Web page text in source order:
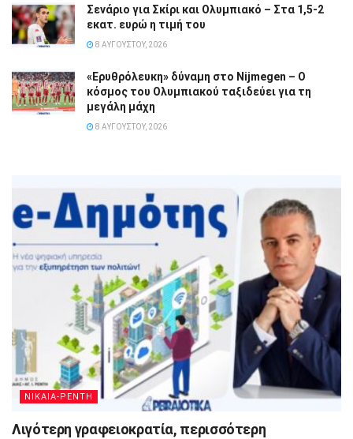
Σενάριο για Σκίρι και Ολυμπιακό – Στα 1,5-2
εκατ. ευρώ η τιμή του
8 ΑΥΓΟΎΣΤΟΥ, 2026
«Ερυθρόλευκη» δύναμη στο Nijmegen – Ο
κόσμος του Ολυμπιακού ταξιδεύει για τη
μεγάλη μάχη
8 ΑΥΓΟΎΣΤΟΥ, 2026
ΝΙΚΑΙΑ-ΡΕΝΤΗ
Λιγότερη γραφειοκρατία, περισσότερη